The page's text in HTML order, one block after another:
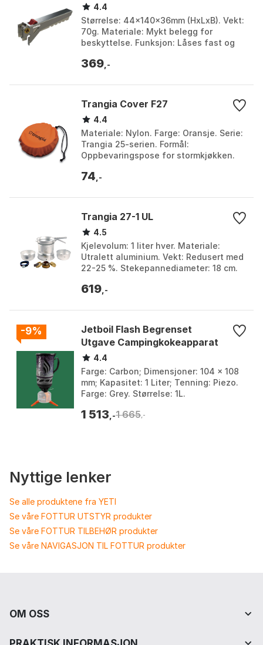
4.4
Størrelse: 44x140x36mm (HxLxB). Vekt:
70g. Materiale: Mykt belegg for
beskyttelse. Funksjon: Låses fast og
Størrelse: One S...
369 ,-
Trangia Cover F27
4.4
Materiale: Nylon. Farge: Oransje. Serie:
Trangia 25-serien. Formål:
Oppbevaringspose for stormkjøkken.
Size.
74 ,-
Trangia 27-1 UL
4.5
Kjelevolum: 1 liter hver. Materiale:
Utralett aluminium. Vekt: Redusert med
22-25 %. Stekepannediameter: 18 cm.
619 ,-
-9%
Jetboil Flash Begrenset
Utgave Campingkokeapparat
4.4
Farge: Carbon; Dimensjoner: 104 x 108
mm; Kapasitet: 1 Liter; Tenning: Piezo.
Farge: Grey. Størrelse: 1L.
1 513 ,-1 665 ,-
Nyttige lenker
Se alle produktene fra YETI
Se våre FOTTUR UTSTYR produkter
Se våre FOTTUR TILBEHØR produkter
Se våre NAVIGASJON TIL FOTTUR produkter
OM OSS